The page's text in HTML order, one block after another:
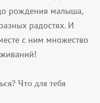
рождения малыша,
радостях. И
с ним множество
Что для тебя